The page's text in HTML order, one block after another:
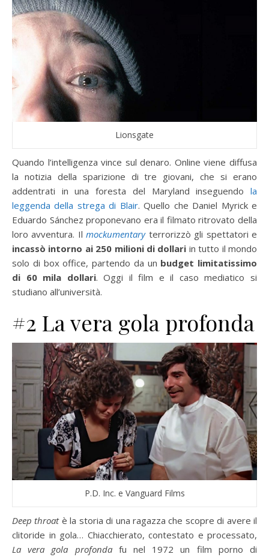
Lionsgate
Quando l’intelligenza vince sul denaro. Online viene diffusa
la notizia della sparizione di tre giovani, che si erano
addentrati in una foresta del Maryland inseguendo la
leggenda della strega di Blair. Quello che Daniel Myrick e
Eduardo Sánchez proponevano era il filmato ritrovato della
loro avventura. Ilmockumentaryterrorizzò gli spettatori e
incassò intorno ai 250 milioni di dollari in tutto il mondo
solo di box office, partendo da un budget limitatissimo
di 60 mila dollari. Oggi il film e il caso mediatico si
studiano all’università.
#2 La vera gola profonda
P.D. Inc. e Vanguard Films
Deep throatè la storia di una ragazza che scopre di avere il
clitoride in gola… Chiacchierato, contestato e processato,
La vera gola profondafu nel 1972 un film porno di